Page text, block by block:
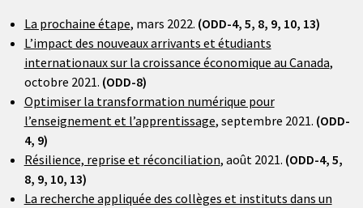
La prochaine étape, mars 2022. (ODD-4, 5, 8, 9, 10, 13)
L’impact des nouveaux arrivants et étudiants
internationaux sur la croissance économique au Canada,
octobre 2021. (ODD-8)
Optimiser la transformation numérique pour
l’enseignement et l’apprentissage, septembre 2021. (ODD-
4, 9)
Résilience, reprise et réconciliation, août 2021. (ODD-4, 5,
8, 9, 10, 13)
La recherche appliquée des collèges et instituts dans un